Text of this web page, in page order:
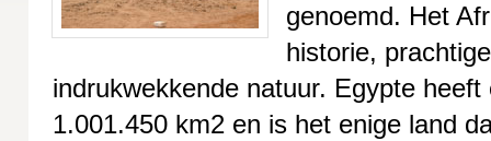
genoemd. Het
historie,
indrukwekkende natuur. Egypte
1.001.450 km2 en is het enige land